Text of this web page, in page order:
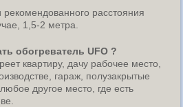
расстояния
1,5-2 метра.
обогреватель UFO ?
квартиру, дачу рабочее место,
гараж, полузакрытые
другое место, где есть